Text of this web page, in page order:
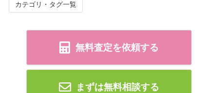
カテゴリ・タグ一覧
無料査定を依頼する
まずは無料相談する